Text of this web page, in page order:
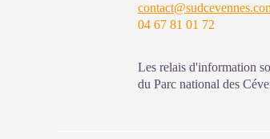
04 67 81 01 72
Les relais d'information
du Parc national des